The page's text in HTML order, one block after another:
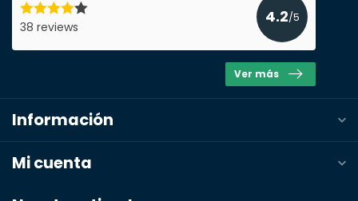
Nombre de la empresa
Producto* cantidad*
Notas
38 reviews
4.2/5
Ver más
Información
Mi cuenta